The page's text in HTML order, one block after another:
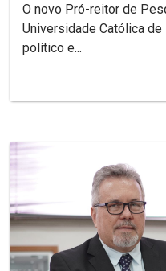
O novo Pró-reitor de
Universidade Católica
político e...